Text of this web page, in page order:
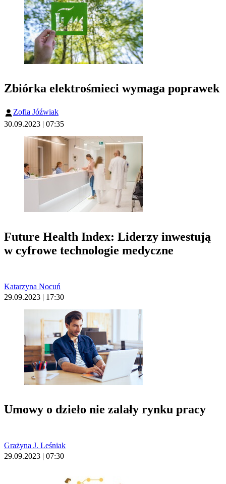
Zbiórka elektrośmieci wymaga poprawek
Zofia Jóźwiak
30.09.2023 | 07:35
Future Health Index: Liderzy inwestują
w cyfrowe technologie medyczne
Katarzyna Nocuń
29.09.2023 | 17:30
Umowy o dzieło nie zalały rynku pracy
Grażyna J. Leśniak
29.09.2023 | 07:30